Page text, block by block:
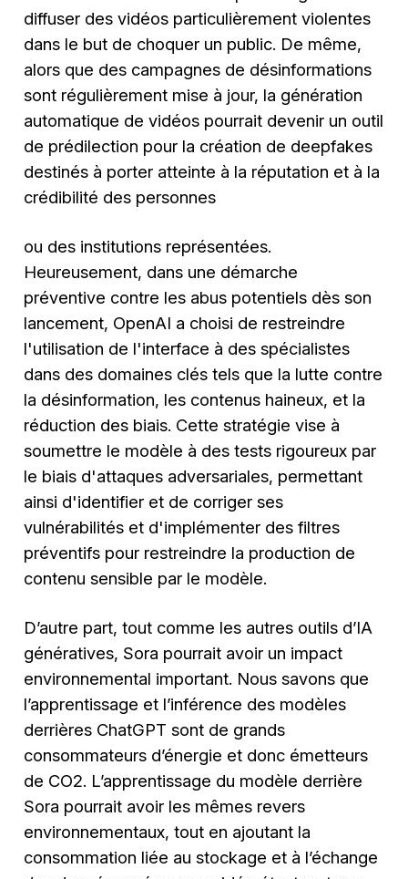
diffuser des vidéos particulièrement violentes
dans le but de choquer un public. De même,
alors que des campagnes de désinformations
sont régulièrement mise à jour, la génération
automatique de vidéos pourrait devenir un outil
de prédilection pour la création de deepfakes
destinés à porter atteinte à la réputation et à la
crédibilité des personnes
ou des institutions représentées.
Heureusement, dans une démarche
préventive contre les abus potentiels dès son
lancement, OpenAI a choisi de restreindre
l'utilisation de l'interface à des spécialistes
dans des domaines clés tels que la lutte contre
la désinformation, les contenus haineux, et la
réduction des biais. Cette stratégie vise à
soumettre le modèle à des tests rigoureux par
le biais d'attaques adversariales, permettant
ainsi d'identifier et de corriger ses
vulnérabilités et d'implémenter des filtres
préventifs pour restreindre la production de
contenu sensible par le modèle.
D’autre part, tout comme les autres outils d’IA
génératives, Sora pourrait avoir un impact
environnemental important. Nous savons que
l’apprentissage et l’inférence des modèles
derrières ChatGPT sont de grands
consommateurs d’énergie et donc émetteurs
de CO2. L’apprentissage du modèle derrière
Sora pourrait avoir les mêmes revers
environnementaux, tout en ajoutant la
consommation liée au stockage et à l’échange